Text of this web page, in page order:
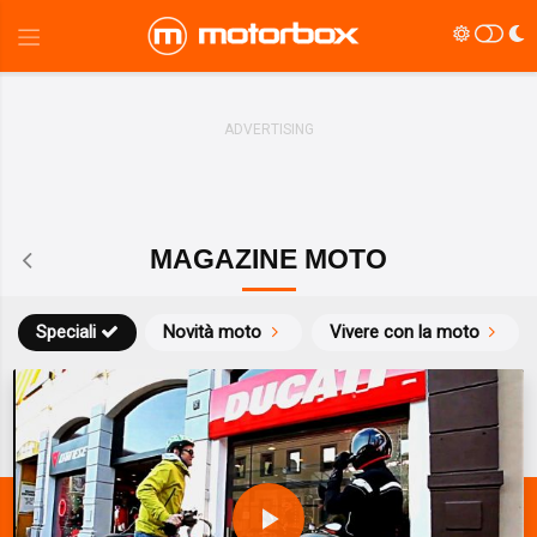
MAGAZINE MOTO
Novità moto Vivere con la moto
Speciali